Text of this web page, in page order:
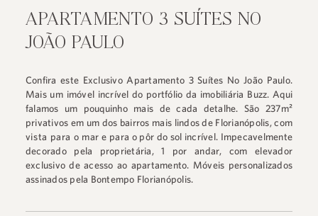
APARTAMENTO 3 SUÍTES NO
JOÃO PAULO
Confira este Exclusivo Apartamento 3 Suítes No João Paulo.
Mais um imóvel incrível do portfólio da imobiliária Buzz. Aqui
falamos um pouquinho mais de cada detalhe. São 237m²
privativos em um dos bairros mais lindos de Florianópolis, com
vista para o mar e para o pôr do sol incrível. Impecavelmente
decorado pela proprietária, 1 por andar, com elevador
exclusivo de acesso ao apartamento. Móveis personalizados
assinados pela Bontempo Florianópolis.